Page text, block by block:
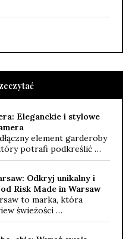
Eleganckie i stylowe
element garderoby
potrafi podkreślić …
Odkryj unikalny i
Risk Made in Warsaw
to marka, która
świeżości …